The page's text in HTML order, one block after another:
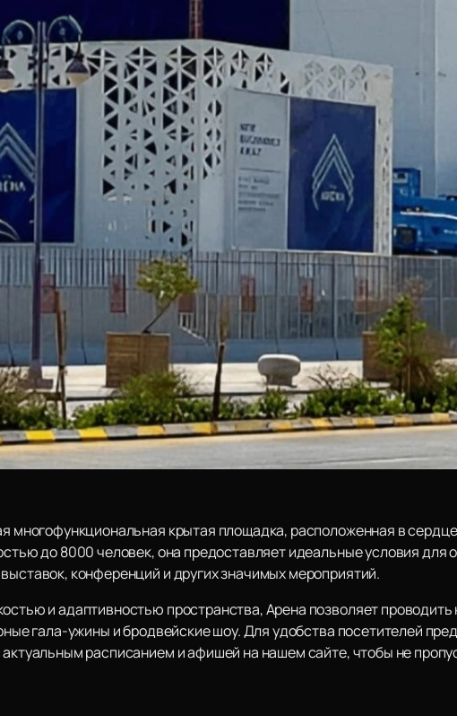
многофункциональная крытая площадка, расположенная в
до 8000 человек, она предоставляет идеальные условия для
конференций и других значимых мероприятий.
и адаптивностью пространства, Арена позволяет
гала-ужины и бродвейские шоу. Для удобства посетителей
расписанием и афишей на нашем сайте, чтобы не